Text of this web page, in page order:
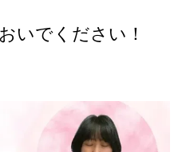
いでください！